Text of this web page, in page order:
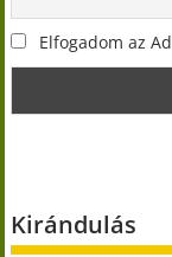
Elfogadom az
Kirándulás